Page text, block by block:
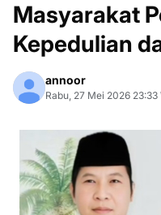
Masyarakat
Kepedulian
annoor
Rabu, 27 Mei 2026 23:33